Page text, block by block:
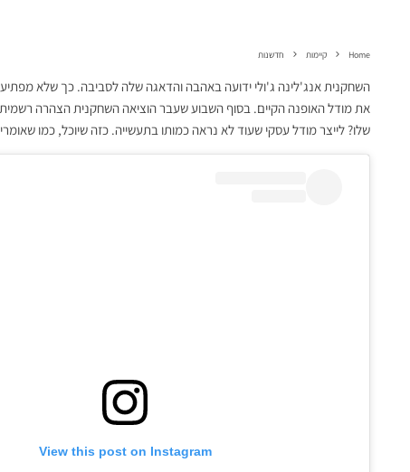
Home קיימות חדשנות
השחקנית אנג'לינה ג'ולי ידועה באהבה והדאגה שלה לסביבה. כך שלא מפתיע
את מודל האופנה הקיים. בסוף השבוע שעבר הוציאה השחקנית הצהרה
שלו? לייצר מודל עסקי שעוד לא נראה כמותו בתעשייה. כזה שיוכל, כמו
View this post on Instagram